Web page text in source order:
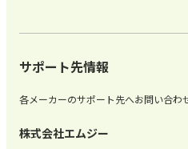
サポート先情報
各メーカーのサポート先へお問い合わ
株式会社エムジー